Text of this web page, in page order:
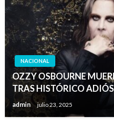
NACIONAL
OZZY OSBOURNE
TRAS HISTÓRICO
admin julio 23, 2025